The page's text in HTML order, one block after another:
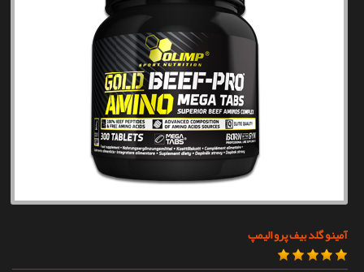
آمینو گلد بیف پرو الیمپ